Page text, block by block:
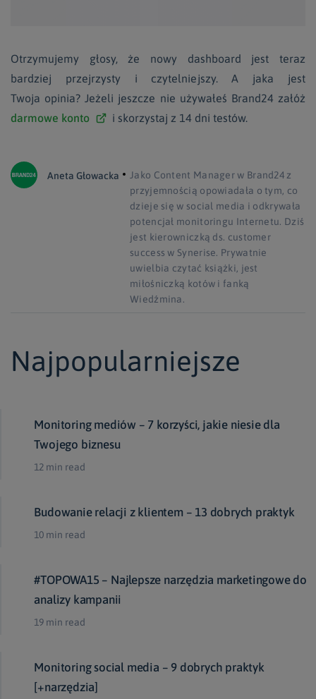
Otrzymujemy głosy, że nowy dashboard jest teraz
bardziej przejrzysty i czytelniejszy. A jaka jest
Twoja opinia? Jeżeli jeszcze nie używałeś Brand24 załóż
darmowe konto
i skorzystaj z 14 dni testów.
Aneta Głowacka
Jako Content Manager w Brand24 z
przyjemnością opowiadała o tym, co
dzieje się w social media i odkrywała
potencjał monitoringu Internetu. Dziś
jest kierowniczką ds. customer
success w Synerise. Prywatnie
uwielbia czytać książki, jest
miłośniczką kotów i fanką
Wiedźmina.
Najpopularniejsze
Monitoring mediów – 7 korzyści, jakie niesie dla
Twojego biznesu
12 min read
Budowanie relacji z klientem – 13 dobrych praktyk
10 min read
#TOPOWA15 – Najlepsze narzędzia marketingowe do
analizy kampanii
19 min read
Monitoring social media – 9 dobrych praktyk
[+narzędzia]